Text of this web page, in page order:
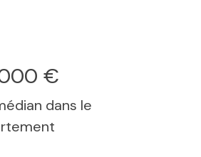
€
dans le